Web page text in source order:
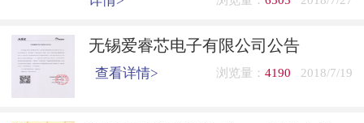
无锡爱睿芯电子有限公司公告
查看详情> 浏览量： 4190 2018/7/19